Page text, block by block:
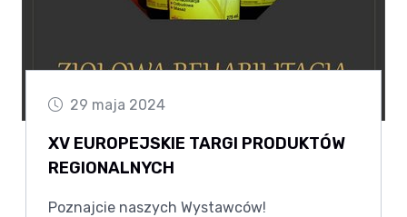
29 maja 2024
XV EUROPEJSKIE TARGI PRODUKTÓW
REGIONALNYCH
Poznajcie naszych Wystawców!